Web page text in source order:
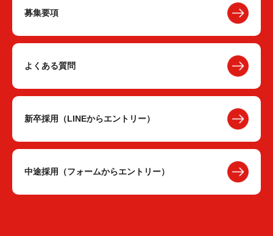
募集要項
よくある質問
新卒採用（LINEからエントリー）
中途採用（フォームからエントリー）